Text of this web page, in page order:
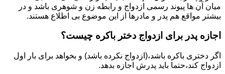
میان آن ها پیوند رسمی ازدواج و رابطه زن و شوهری باشد و در
بیشتر مواقع هم پدر و مادرها از این موضوع بی اطلاع هستند.
اجازه پدر برای ازدواج دختر باکره چیست؟
اگر دختری باکره باشد،(ازدواج نکرده باشد) و بخواهد برای بار اول
ازدواج کند،حتما باید پدرش اجازه بدهد.